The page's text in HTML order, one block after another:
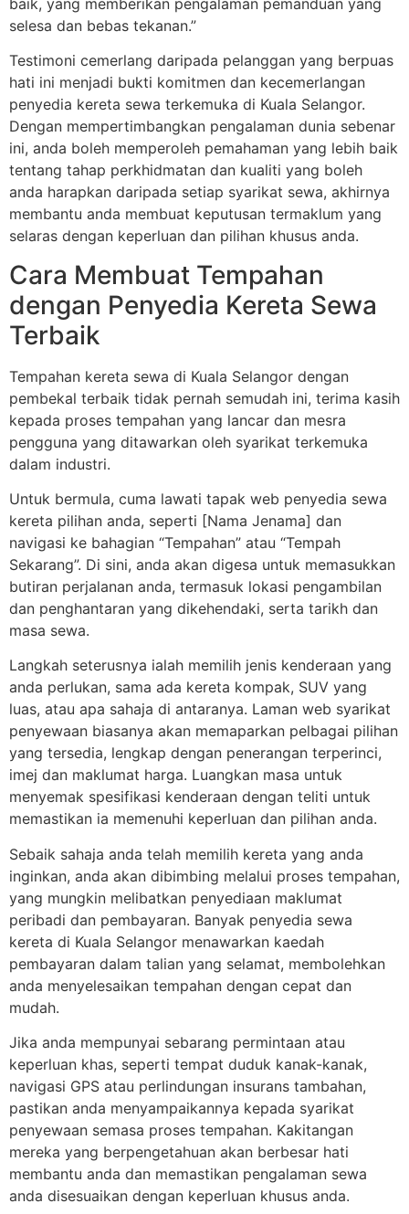
selesa dan bebas tekanan.”
Testimoni cemerlang daripada pelanggan yang berpuas
hati ini menjadi bukti komitmen dan kecemerlangan
penyedia kereta sewa terkemuka di Kuala Selangor.
Dengan mempertimbangkan pengalaman dunia sebenar
ini, anda boleh memperoleh pemahaman yang lebih baik
tentang tahap perkhidmatan dan kualiti yang boleh
anda harapkan daripada setiap syarikat sewa, akhirnya
membantu anda membuat keputusan termaklum yang
selaras dengan keperluan dan pilihan khusus anda.
Cara Membuat Tempahan
dengan Penyedia Kereta Sewa
Terbaik
Tempahan kereta sewa di Kuala Selangor dengan
pembekal terbaik tidak pernah semudah ini, terima kasih
kepada proses tempahan yang lancar dan mesra
pengguna yang ditawarkan oleh syarikat terkemuka
dalam industri.
Untuk bermula, cuma lawati tapak web penyedia sewa
kereta pilihan anda, seperti [Nama Jenama] dan
navigasi ke bahagian “Tempahan” atau “Tempah
Sekarang”. Di sini, anda akan digesa untuk memasukkan
butiran perjalanan anda, termasuk lokasi pengambilan
dan penghantaran yang dikehendaki, serta tarikh dan
masa sewa.
Langkah seterusnya ialah memilih jenis kenderaan yang
anda perlukan, sama ada kereta kompak, SUV yang
luas, atau apa sahaja di antaranya. Laman web syarikat
penyewaan biasanya akan memaparkan pelbagai pilihan
yang tersedia, lengkap dengan penerangan terperinci,
imej dan maklumat harga. Luangkan masa untuk
menyemak spesifikasi kenderaan dengan teliti untuk
memastikan ia memenuhi keperluan dan pilihan anda.
Sebaik sahaja anda telah memilih kereta yang anda
inginkan, anda akan dibimbing melalui proses tempahan,
yang mungkin melibatkan penyediaan maklumat
peribadi dan pembayaran. Banyak penyedia sewa
kereta di Kuala Selangor menawarkan kaedah
pembayaran dalam talian yang selamat, membolehkan
anda menyelesaikan tempahan dengan cepat dan
mudah.
Jika anda mempunyai sebarang permintaan atau
keperluan khas, seperti tempat duduk kanak-kanak,
navigasi GPS atau perlindungan insurans tambahan,
pastikan anda menyampaikannya kepada syarikat
penyewaan semasa proses tempahan. Kakitangan
mereka yang berpengetahuan akan berbesar hati
membantu anda dan memastikan pengalaman sewa
anda disesuaikan dengan keperluan khusus anda.